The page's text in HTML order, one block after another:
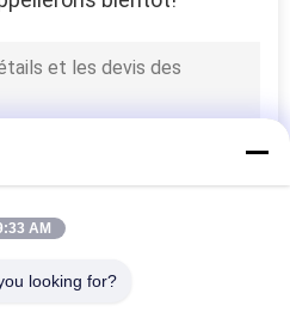
AM
looking for?